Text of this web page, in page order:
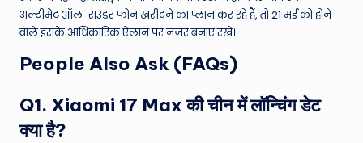
अल्टीमेट ऑल-राउंडर फोन खरीदने का प्लान कर रहे हैं, तो 21 मई को होने
वाले इसके आधिकारिक ऐलान पर नजर बनाए रखें।
People Also Ask (FAQs)
Q1. Xiaomi 17 Max की चीन में लॉन्चिंग डेट
क्या है?